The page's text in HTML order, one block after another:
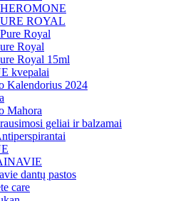
ROYAL
Royal
Royal
Royal 15ml
kvepalai
Kalendorius 2024
Mahora
geliai ir balzamai
dantų pastos
care